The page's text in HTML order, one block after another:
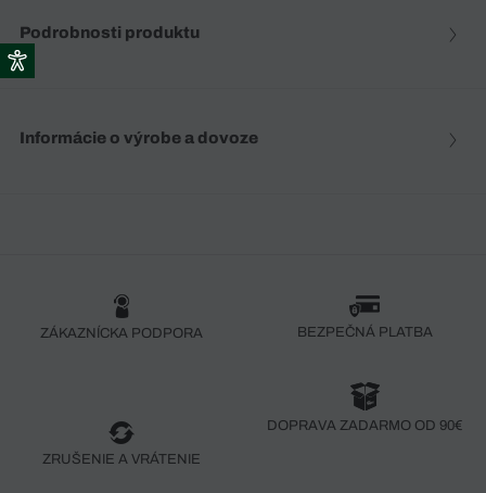
Podrobnosti produktu
Informácie o výrobe a dovoze
ZÁKAZNÍCKA PODPORA BEZPEČNÁ PLATBA
ZRUŠENIE A VRÁTENIE
DOPRAVA ZADARMO OD 90€